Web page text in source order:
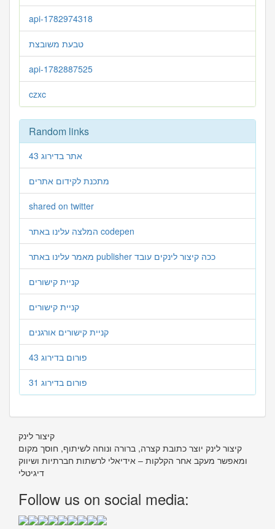
api-1782974318
טבעת משובצת
api-1782887525
czxc
Random links
אתר בדירוג 43
מתכנת לקידום אתרים
shared on twitter
המלצה עלינו באתר codepen
מאמר עלינו באתר publisher ככה קיצור לינקים עובד
קניית קישורים
קניית קישורים
קניית קישורים אורגנים
פורום בדירוג 43
פורום בדירוג 31
קיצור לינק
קיצור לינק יוצר כתובת קצרה, ברורה ונוחה לשיתוף, חוסך מקום
ומאפשר מעקב אחר הקלקות – אידיאלי לרשתות חברתיות ושיווק
דיגיטלי
Follow us on social media: